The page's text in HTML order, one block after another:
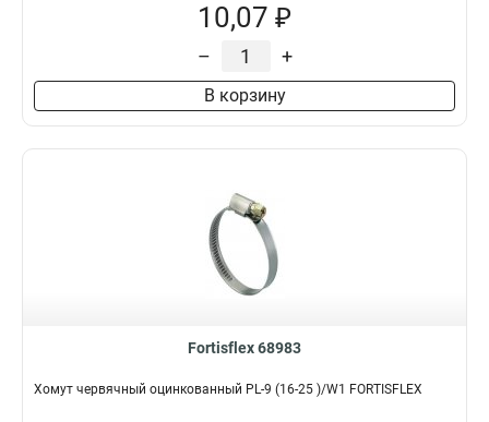
10,07 ₽
– +
В корзину
Fortisflex 68983
Хомут червячный оцинкованный PL-9 (16-25 )/W1 FORTISFLEX